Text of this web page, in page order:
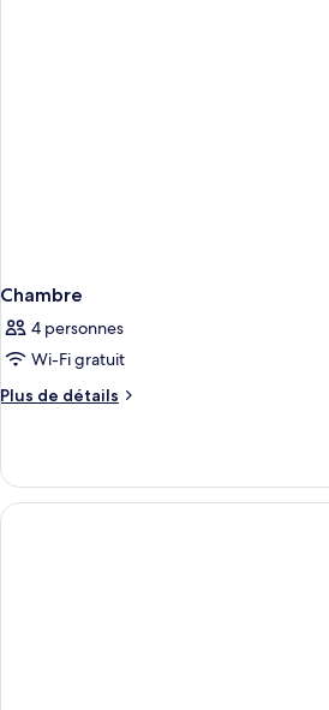
Chambre
4 personnes
Wi-Fi gratuit
Plus de détails
Plus
le
type
de